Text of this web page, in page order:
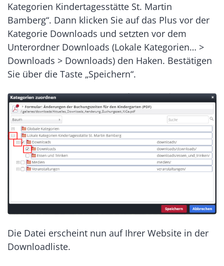
Kategorien Kindertagesstätte St. Martin
Bamberg“. Dann klicken Sie auf das Plus vor der
Kategorie Downloads und setzten vor dem
Unterordner Downloads (Lokale Kategorien… >
Downloads > Downloads) den Haken. Bestätigen
Sie über die Taste „Speichern“.
Die Datei erscheint nun auf Ihrer Website in der
Downloadliste.